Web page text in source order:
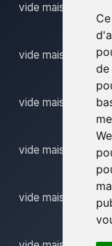
de
vide maison
vide maison
vide maison
vide maison
vide maison